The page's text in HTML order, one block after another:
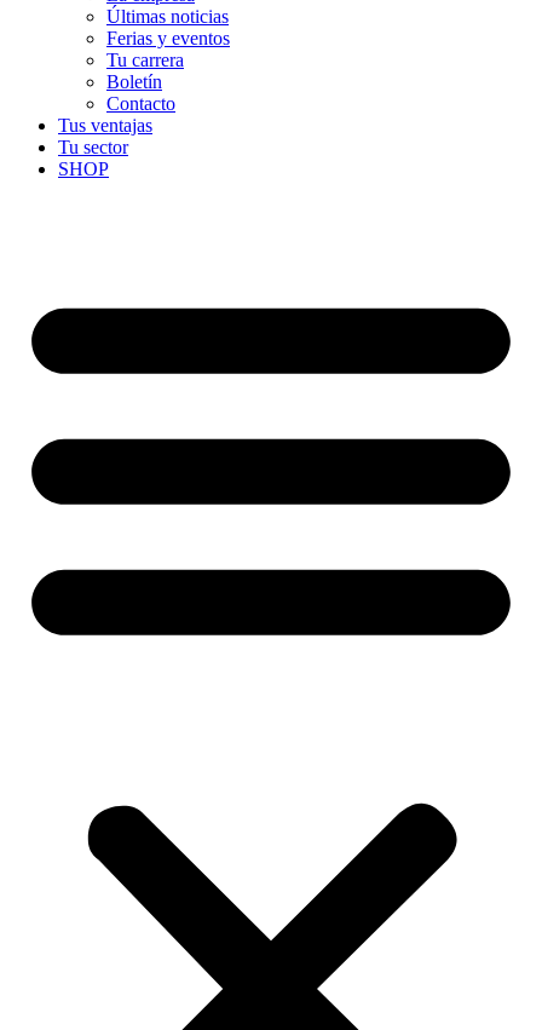
Últimas noticias
Ferias y eventos
Tu carrera
Boletín
Contacto
Tus ventajas
Tu sector
SHOP